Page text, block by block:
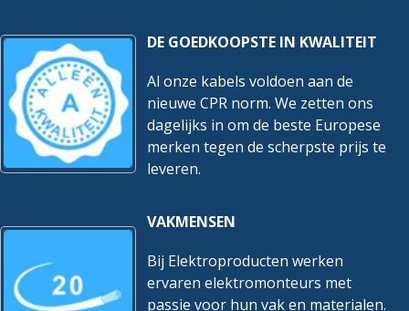
DE GOEDKOOPSTE IN KWALITEIT
Al onze kabels voldoen aan de
nieuwe CPR norm. We zetten ons
dagelijks in om de beste Europese
merken tegen de scherpste prijs te
leveren.
VAKMENSEN
Bij Elektroproducten werken
ervaren elektromonteurs met
passie voor hun vak en materialen.